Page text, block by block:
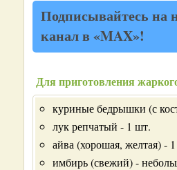
Подписывайтесь на
канал в «MAX»!
Для приготовления
куриные бедрышки (с
лук репчатый - 1 шт.
айва (хорошая, желтая) -
имбирь (свежий) -